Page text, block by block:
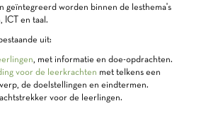
geïntegreerd worden binnen de lesthema's
en taal.
uit:
, met informatie en doe-opdrachten.
voor de leerkrachten met telkens een
de doelstellingen en eindtermen.
voor de leerlingen.